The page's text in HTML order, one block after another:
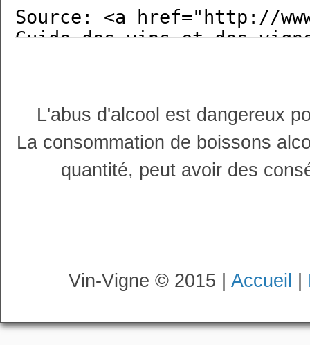
L'abus d'alcool est dangereux
La consommation de boissons
quantité, peut avoir des
Vin-Vigne © 2015 | Accueil